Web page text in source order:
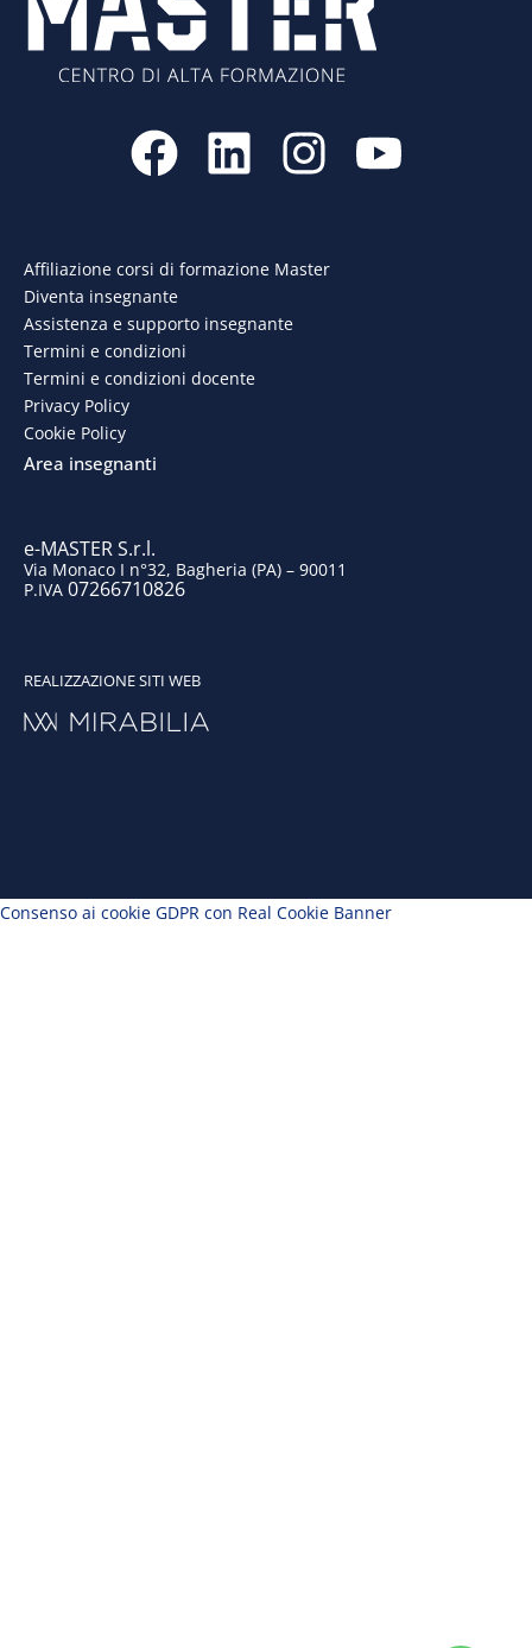
F
a
e
b
o
k
L
i
k
e
d
I
n
t
Y
o
Affiliazione corsi di formazione Master
Diventa insegnante
Assistenza e supporto insegnante
Termini e condizioni
Termini e condizioni docente
Privacy Policy
Cookie Policy
Area insegnanti
e-MASTER S.r.l.
Via Monaco I n°32, Bagheria (PA) – 90011
P.IVA 07266710826
REALIZZAZIONE SITI WEB
Consenso ai cookie GDPR con Real Cookie Banner